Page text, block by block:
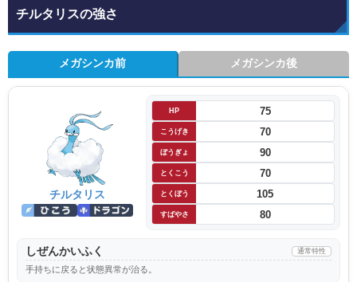
チルタリスの強さ
メガシンカ前 メガシンカ後
チルタリス
HP 75
こうげき 70
ぼうぎょ 90
とくこう 70
とくぼう 105
すばやさ 80
しぜんかいふく 通常特性
手持ちに戻ると状態異常が治る。